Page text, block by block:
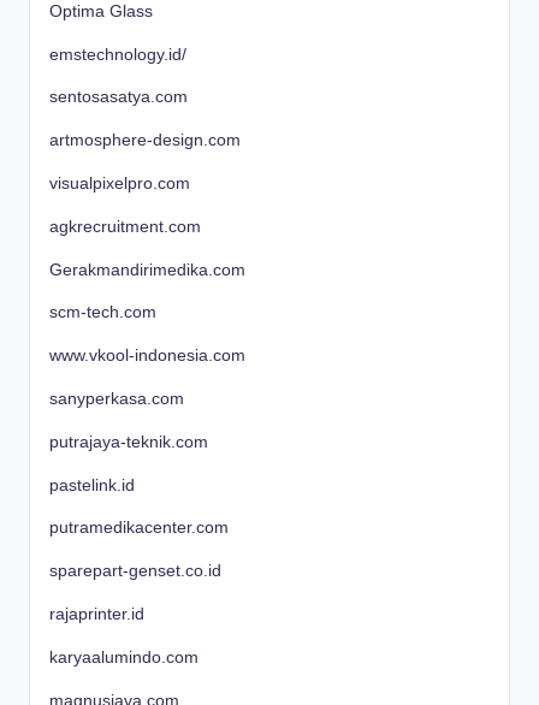
Optima Glass
emstechnology.id/
sentosasatya.com
artmosphere-design.com
visualpixelpro.com
agkrecruitment.com
Gerakmandirimedika.com
scm-tech.com
www.vkool-indonesia.com
sanyperkasa.com
putrajaya-teknik.com
pastelink.id
putramedikacenter.com
sparepart-genset.co.id
rajaprinter.id
karyaalumindo.com
magnusjava.com